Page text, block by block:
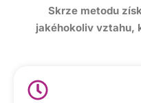
Skrze metodu
jakéhokoliv vztahu,